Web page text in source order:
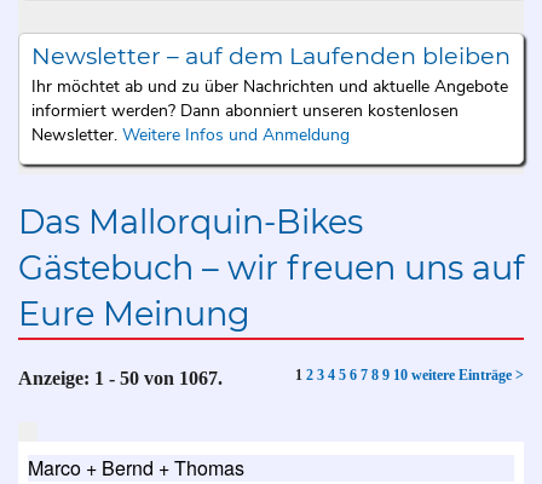
Newsletter – auf dem Laufenden bleiben
Ihr möchtet ab und zu über Nachrichten und aktuelle Angebote
informiert werden? Dann abonniert unseren kostenlosen
Newsletter. Weitere Infos und Anmeldung
Das Mallorquin-Bikes
Gästebuch – wir freuen uns auf
Eure Meinung
Anzeige: 1 - 50 von 1067. 1 2 3 4 5 6 7 8 9 10 weitere Einträge >
Marco + Bernd + Thomas